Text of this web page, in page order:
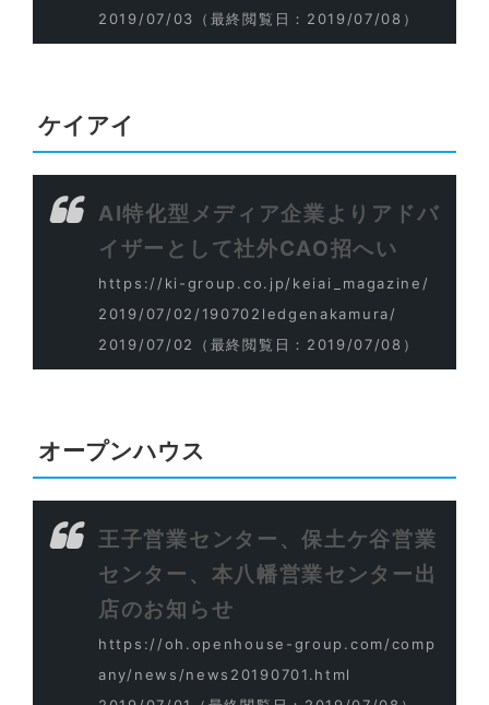
2019/07/03
（最終閲覧日：2019/07/08）
ケイアイ
AI特化型メディア企業よりアドバ
イザーとして社外CAO招へい
https://ki-group.co.jp/keiai_magazine/
2019/07/02/190702ledgenakamura/
2019/07/02
（最終閲覧日：2019/07/08）
オープンハウス
王子営業センター、保土ケ谷営業
センター、本八幡営業センター出
店のお知らせ
https://oh.openhouse-group.com/comp
any/news/news20190701.html